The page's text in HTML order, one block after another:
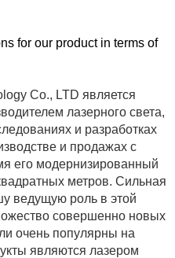
for our product in terms of
Co., LTD является
лазерного света,
и разработках
и продажах с
его модернизированный
метров. Сильная
ведущую роль в этой
совершенно новых
очень популярны на
являются лазером